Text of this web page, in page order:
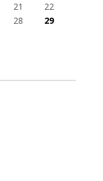
21
22
28
29